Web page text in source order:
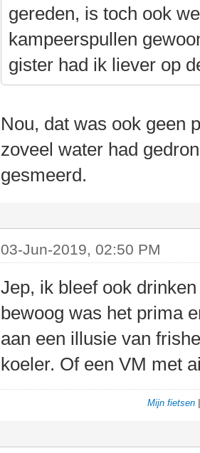
gereden, is toch ook
kampeerspullen
gister had ik liever op
Nou, dat was ook geen
zoveel water had
gesmeerd.
03-Jun-2019, 02:50 PM
Jep, ik bleef ook
bewoog was het prima
aan een illusie van
koeler. Of een VM met
Mijn fietsen